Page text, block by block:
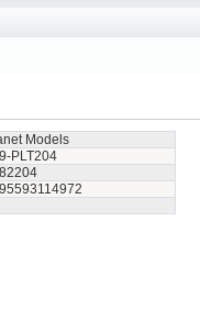
Models
PLT204